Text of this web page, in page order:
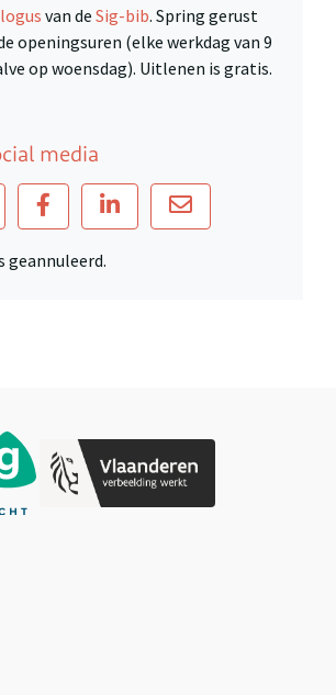
van de Sig-bib. Spring gerust
openingsuren (elke werkdag van 9
op woensdag). Uitlenen is gratis.
media
geannuleerd.